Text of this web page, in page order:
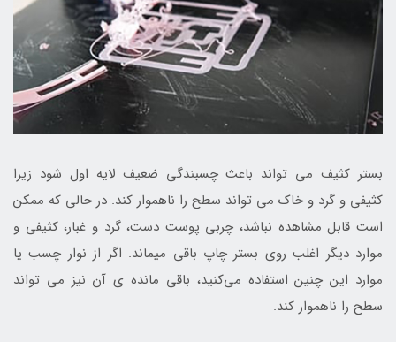
بستر کثیف می تواند باعث چسبندگی ضعیف لایه اول شود زیرا
کثیفی و گرد و خاک می تواند سطح را ناهموار کند. در حالی که ممکن
است قابل مشاهده نباشد، چربی پوست دست، گرد و غبار، کثیفی و
موارد دیگر اغلب روی بستر چاپ باقی میماند. اگر از نوار چسب یا
موارد این چنین استفاده می‌کنید، باقی مانده‌ ی آن نیز می تواند
سطح را ناهموار کند.